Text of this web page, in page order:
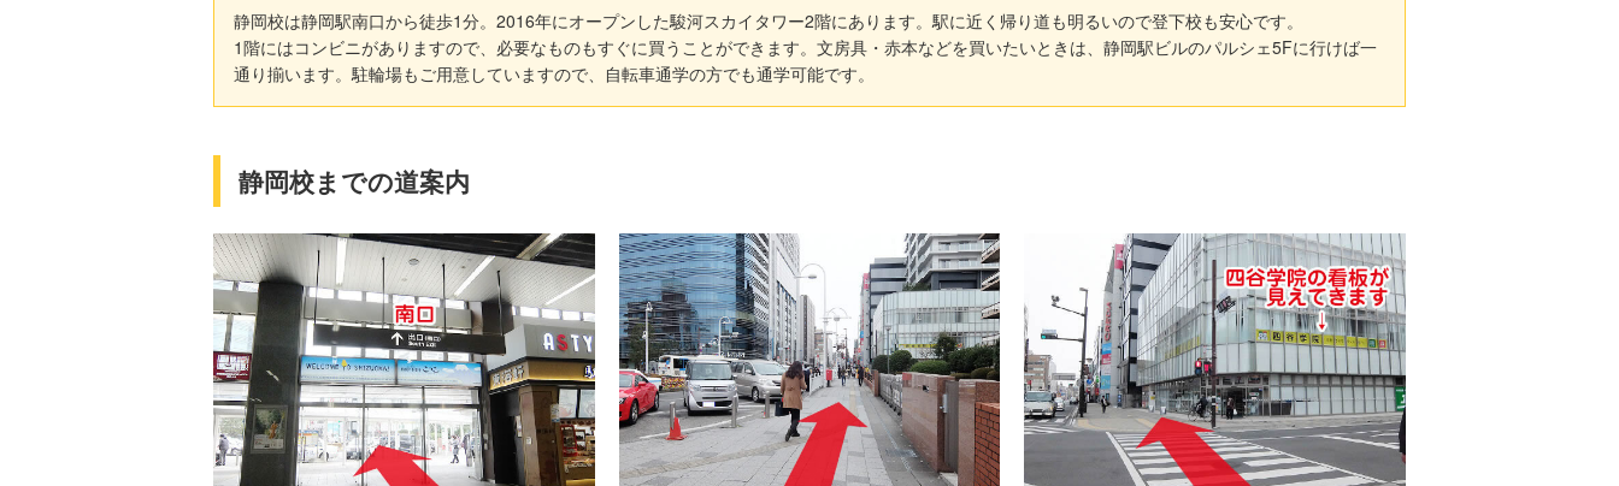
静岡校は静岡駅南口から徒歩1分。2016年にオープンした駿河スカイタワー2階にあります。駅に近く帰り道も明るいので登下校も安心です。
1階にはコンビニがありますので、必要なものもすぐに買うことができます。文房具・赤本などを買いたいときは、静岡駅ビルのパルシェ5Fに行けば一
通り揃います。駐輪場もご用意していますので、自転車通学の方でも通学可能です。
静岡校までの道案内